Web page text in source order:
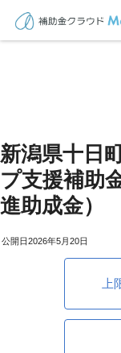
新潟県十日
プ支援補助
進助成金）
2026年5月20日